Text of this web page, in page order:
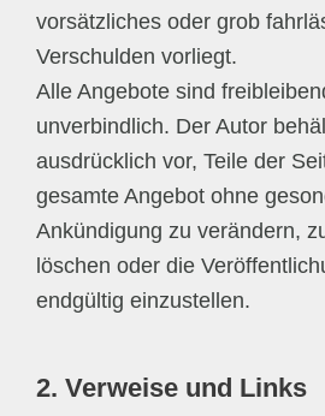
vorsätzliches oder grob
Verschulden vorliegt.
Alle Angebote sind
unverbindlich. Der Autor
ausdrücklich vor, Teile der
gesamte Angebot ohne
Ankündigung zu verändern,
löschen oder die
endgültig einzustellen.
2. Verweise und Links